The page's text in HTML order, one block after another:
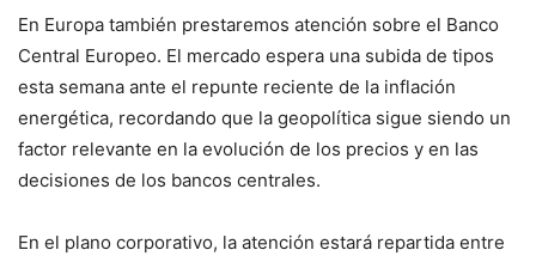
En Europa también prestaremos atención sobre el Banco
Central Europeo. El mercado espera una subida de tipos
esta semana ante el repunte reciente de la inflación
energética, recordando que la geopolítica sigue siendo un
factor relevante en la evolución de los precios y en las
decisiones de los bancos centrales.
En el plano corporativo, la atención estará repartida entre